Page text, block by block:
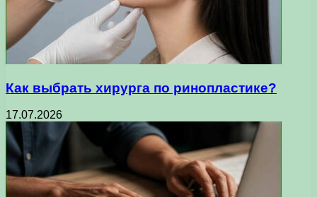
Как выбрать хирурга по ринопластике?
17.07.2026